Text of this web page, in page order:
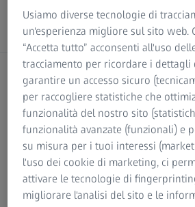
della visione
Articoli & approfondimenti
Programma Formativo
Studi e Pubblicazioni
Contattaci
Vai al sito per i consumatori
Siti web ZEISS correlati
Sito ZEISS per i consumatori
Sito ZEISS per i professionisti
Newsroom
Home
Seleziona area ZEISS
Gruppo ZEISS
Cinematography
Hunting
Nature Observation
Planetariums
Seleziona sito web
Sito web globale (Italiano)
Seleziona lingua
Global website (English)
Internationale Website (Deutsch)
LEGALE
Contatti
Usiamo diverse tecnologie di
un'esperienza migliore sul sito web.
“Accetta tutto” acconsenti all'uso
tracciamento per ricordare i dettagli
garantire un accesso sicuro
per raccogliere statistiche che
funzionalità del nostro sito
funzionalità avanzate (funzionali) e
su misura per i tuoi interessi
l'uso dei cookie di marketing, ci
attivare le tecnologie di
migliorare l'analisi del sito e le